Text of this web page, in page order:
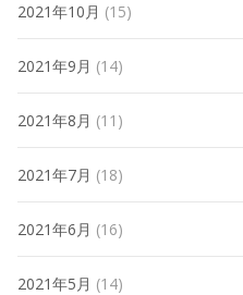
2021年10月 (15)
2021年9月 (14)
2021年8月 (11)
2021年7月 (18)
2021年6月 (16)
2021年5月 (14)